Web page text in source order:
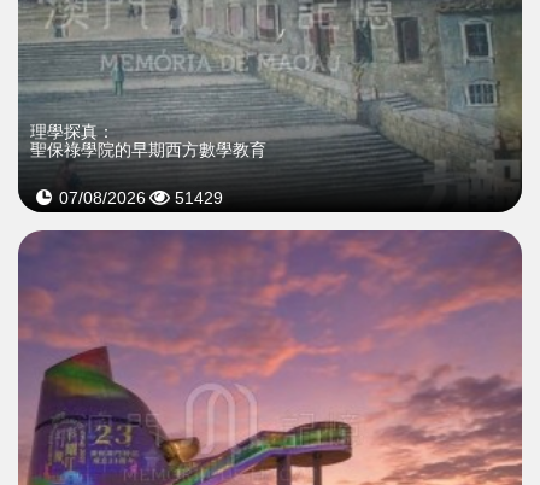
理學探真：
聖保祿學院的早期西方數學教育
07/08/2026 51429